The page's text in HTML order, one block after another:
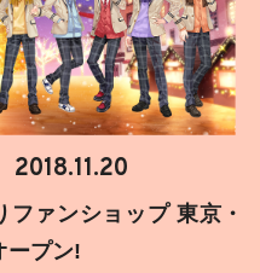
2018.11.20
ファンショップ 東京・
ープン!